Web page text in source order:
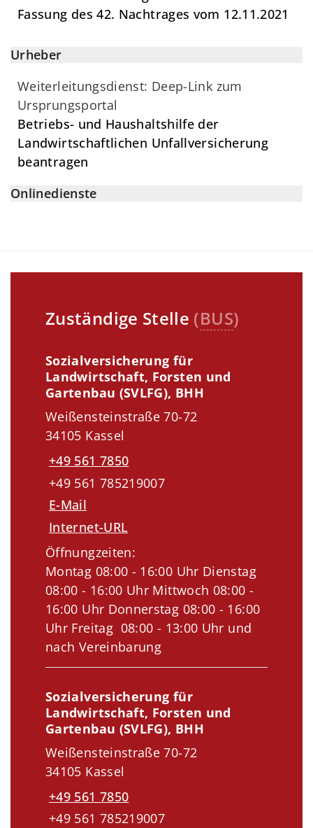
Fassung des 42. Nachtrages vom 12.11.2021
Urheber
Weiterleitungsdienst: Deep-Link zum
Ursprungsportal
Betriebs- und Haushaltshilfe der
Landwirtschaftlichen Unfallversicherung
beantragen
Onlinedienste
Zuständige Stelle (BUS)
Sozialversicherung für
Landwirtschaft, Forsten und
Gartenbau (SVLFG), BHH
Weißensteinstraße 70-72
34105 Kassel
+49 561 7850
+49 561 785219007
E-Mail
Internet-URL
Öffnungzeiten:
Montag 08:00 - 16:00 Uhr Dienstag
08:00 - 16:00 Uhr Mittwoch 08:00 -
16:00 Uhr Donnerstag 08:00 - 16:00
Uhr Freitag 08:00 - 13:00 Uhr und
nach Vereinbarung
Sozialversicherung für
Landwirtschaft, Forsten und
Gartenbau (SVLFG), BHH
Weißensteinstraße 70-72
34105 Kassel
+49 561 7850
+49 561 785219007